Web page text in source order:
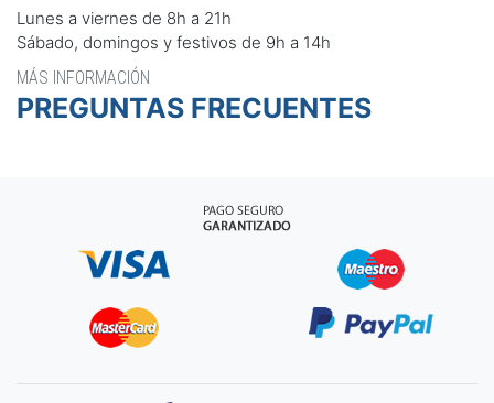
Lunes a viernes de 8h a 21h
Sábado, domingos y festivos de 9h a 14h
MÁS INFORMACIÓN
PREGUNTAS FRECUENTES